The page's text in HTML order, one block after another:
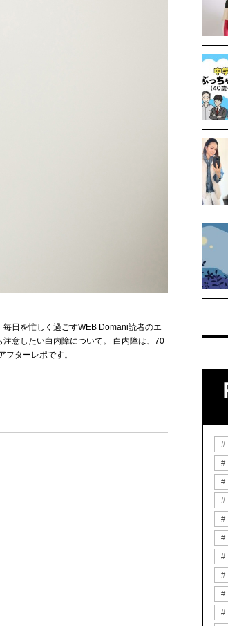
日を忙しく過ごすWEB Domani読者のエ
意したい白内障について。 白内障は、70
ターレポです。